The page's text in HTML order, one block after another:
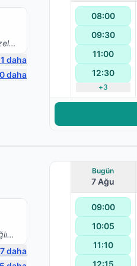
daha
Protez Fizyoterapisi
daha
08:00
09:30
11:00
12:30
+3
daha
Bugün
7 Ağu
09:00
10:05
11:10